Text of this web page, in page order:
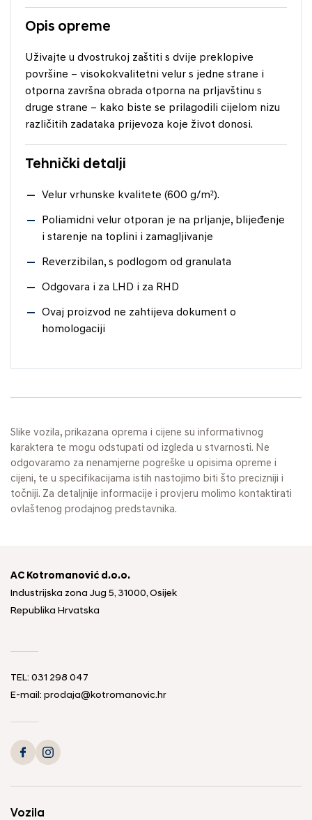
Opis opreme
Uživajte u dvostrukoj zaštiti s dvije preklopive
površine – visokokvalitetni velur s jedne strane i
otporna završna obrada otporna na prljavštinu s
druge strane – kako biste se prilagodili cijelom nizu
različitih zadataka prijevoza koje život donosi.
Tehnički detalji
Velur vrhunske kvalitete (600 g/m²).
Poliamidni velur otporan je na prljanje, blijeđenje
i starenje na toplini i zamagljivanje
Reverzibilan, s podlogom od granulata
Odgovara i za LHD i za RHD
Ovaj proizvod ne zahtijeva dokument o
homologaciji
Slike vozila, prikazana oprema i cijene su informativnog
karaktera te mogu odstupati od izgleda u stvarnosti. Ne
odgovaramo za nenamjerne pogreške u opisima opreme i
cijeni, te u specifikacijama istih nastojimo biti što precizniji i
točniji. Za detaljnije informacije i provjeru molimo kontaktirati
ovlaštenog prodajnog predstavnika.
AC Kotromanović d.o.o.
Industrijska zona Jug 5, 31000, Osijek
Republika Hrvatska
TEL: 031 298 047
E-mail: prodaja@kotromanovic.hr
Vozila